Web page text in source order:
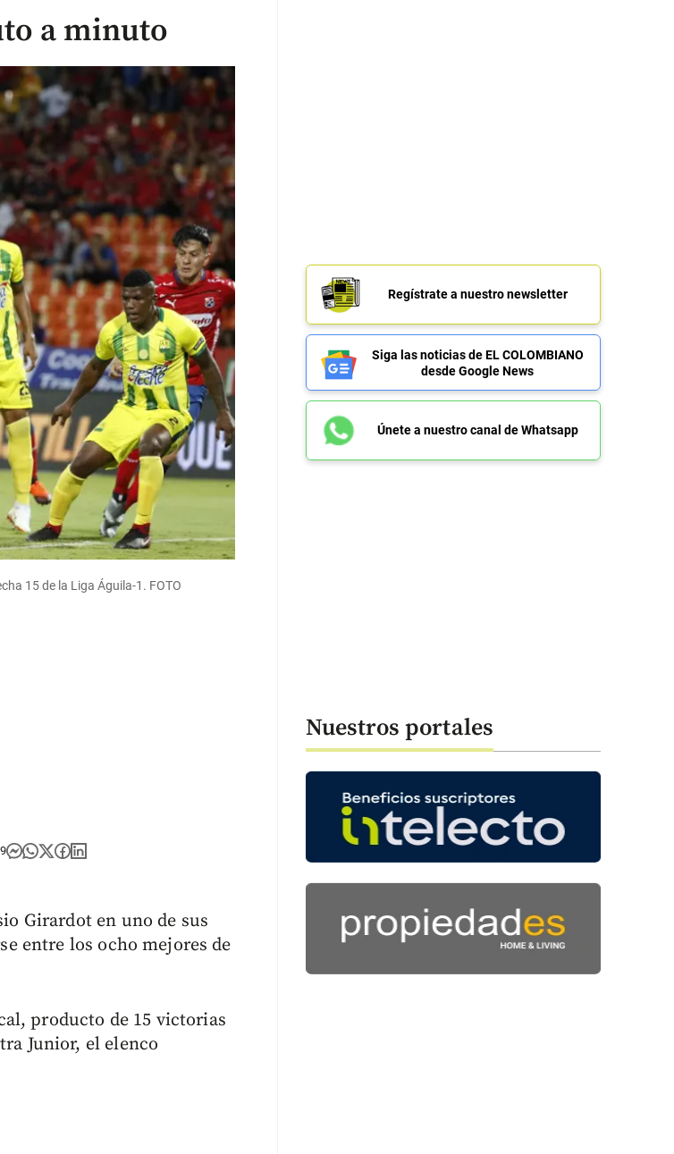
a minuto
15 de la Liga Águila-1. FOTO
Girardot en uno de sus
entre los ocho mejores de
producto de 15 victorias
Junior, el elenco
Regístrate a nuestro newsletter
Siga las noticias de EL COLOMBIANO
desde Google News
Únete a nuestro canal de Whatsapp
Nuestros portales